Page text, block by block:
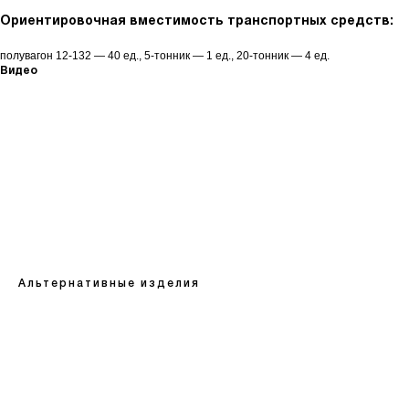
Ориентировочная вместимость транспортных средств:
полувагон 12-132 — 40 ед., 5-тонник — 1 ед., 20-тонник — 4 ед.
Видео
Альтернативные изделия